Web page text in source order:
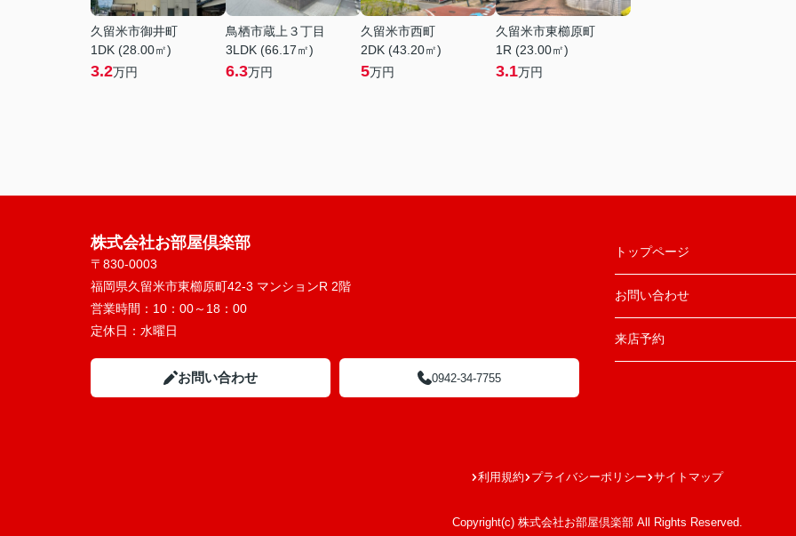
久留米市御井町
1DK (28.00㎡)
3.2万円
鳥栖市蔵上３丁目
3LDK (66.17㎡)
6.3万円
久留米市西町
2DK (43.20㎡)
5万円
久留米市東櫛原町
1R (23.00㎡)
3.1万円
株式会社お部屋倶楽部
〒830-0003
福岡県久留米市東櫛原町42-3 マンションR 2階
営業時間： 10：00～18：00
定休日： 水曜日
お問い合わせ 0942-34-7755
トップページ
お問い合わせ
来店予約
利用規約 プライバシーポリシー サイトマップ
Copyright(c) 株式会社お部屋倶楽部 All Rights Reserved.